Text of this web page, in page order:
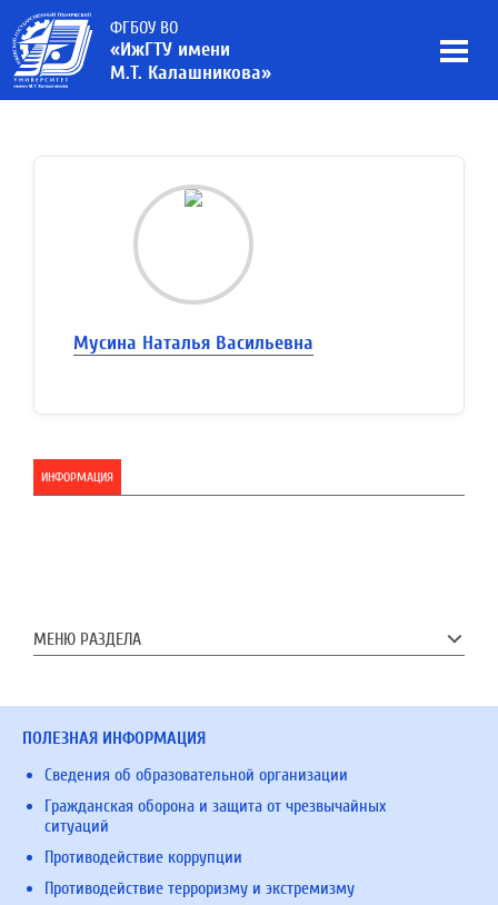
ФГБОУ ВО
«ИжГТУ имени
М.Т. Калашникова»
Мусина Наталья Васильевна
ИНФОРМАЦИЯ
МЕНЮ РАЗДЕЛА
ПОЛЕЗНАЯ ИНФОРМАЦИЯ
Сведения об образовательной организации
Гражданская оборона и защита от чрезвычайных
ситуаций
Противодействие коррупции
Противодействие терроризму и экстремизму